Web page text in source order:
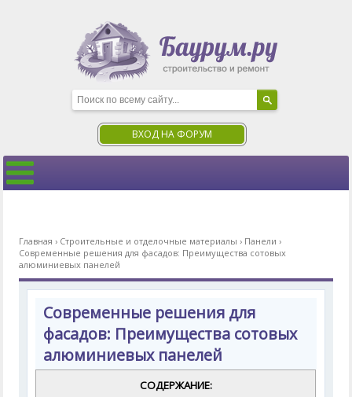
ВХОД НА ФОРУМ
Главная › Строительные и отделочные материалы › Панели ›
Современные решения для фасадов: Преимущества сотовых
алюминиевых панелей
Современные решения для
фасадов: Преимущества сотовых
алюминиевых панелей
СОДЕРЖАНИЕ: